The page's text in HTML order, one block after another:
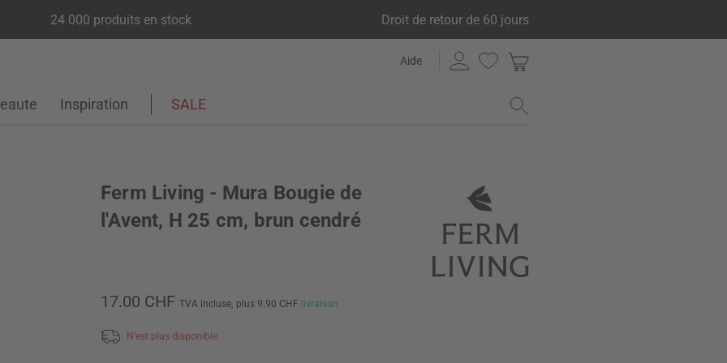
24 000 produits en stock Droit de retour de 60 jours
Aide
Inspiration SALE
Ferm Living - Mura Bougie de
l'Avent, H 25 cm, brun cendré
17.00 CHF TVA incluse, plus 9.90 CHF livraison
N’est plus disponible